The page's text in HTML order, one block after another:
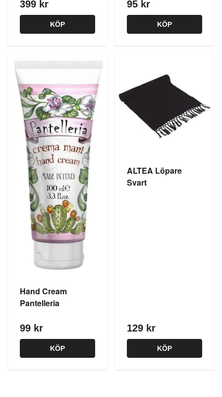
399 kr
KÖP
95 kr
KÖP
Hand Cream
Pantelleria
99 kr
KÖP
ALTEA Löpare
Svart
129 kr
KÖP